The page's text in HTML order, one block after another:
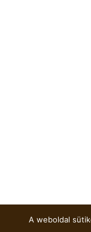
A weboldal